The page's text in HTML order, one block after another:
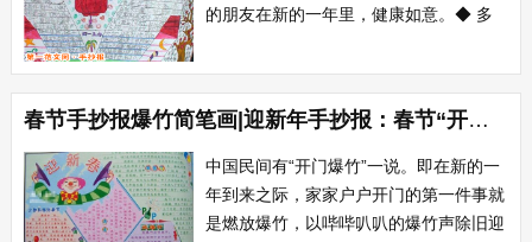
的朋友在新的一年里，健康如意。◆ 多
节日的欢乐，新年的快乐，永远伴随着
你。◆ 新年只有一天，我们的友谊永
存，敞开你的心扉，让我诚挚的友情，填
满你美丽的心怀，祝你新年快乐。◆ 几
度回首，一阵阵...
春节手抄报爆竹简笔画|迎新年手抄报：春节“开门爆竹”
中国民间有“开门爆竹”一说。即在新的一
年到来之际，家家户户开门的第一件事就
是燃放爆竹，以哔哔叭叭的爆竹声除旧迎